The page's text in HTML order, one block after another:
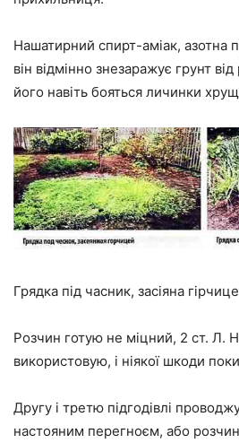
Нашатирний спирт-аміак, азотна
він відмінно знезаражує грунт
його навіть бояться личинки
Грядка під часник, засіяна
Розчин готую не міцний, 2 ст. Л.
використовую, і ніякої шкоди
Другу і третю підгодівлі
настояним перегноєм, або